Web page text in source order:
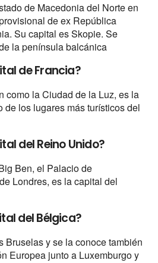
de Macedonia del Norte en
de ex República
Su capital es Skopie. Se
la península balcánica
de Francia?
como la Ciudad de la Luz, es la
de los lugares más turísticos del
del Reino Unido?
Ben, el Palacio de
Londres, es la capital del
del Bélgica?
y se la conoce también
Europea junto a Luxemburgo y